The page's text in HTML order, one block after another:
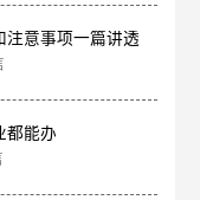
意事项一篇讲透
都能办